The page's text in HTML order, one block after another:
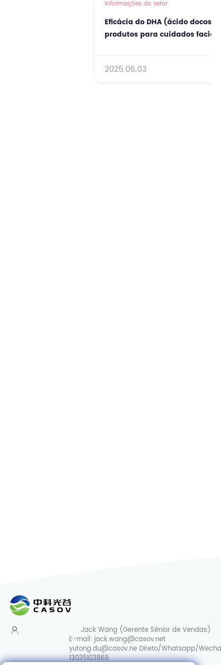
Eficácia do DHA (ácido docosahexaenóico) em
produtos para cuidados faciais
Jack Wang (Gerente Sênior de Vendas)
E-mail: jack.wang@casov.net
yutong.du@casov.ne Direto/Whatsapp/
13035103869